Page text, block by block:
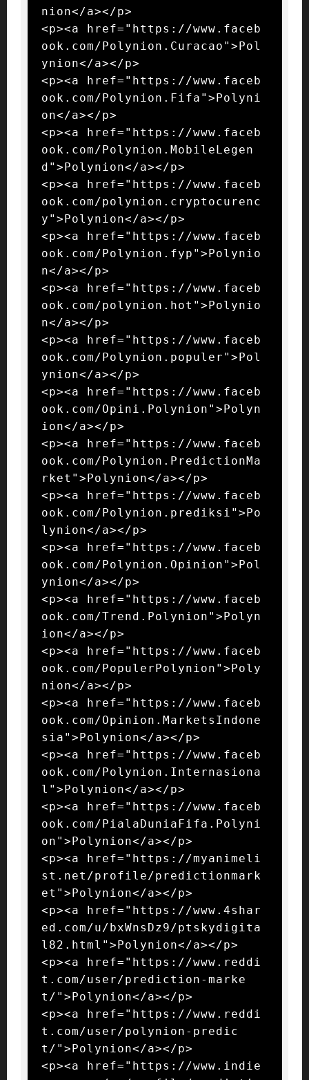
nion</a></p>
<p><a href="https://www.faceb
ook.com/Polynion.Curacao">Pol
ynion</a></p>
<p><a href="https://www.faceb
ook.com/Polynion.Fifa">Polyni
on</a></p>
<p><a href="https://www.faceb
ook.com/Polynion.MobileLegen
d">Polynion</a></p>
<p><a href="https://www.faceb
ook.com/polynion.cryptocurenc
y">Polynion</a></p>
<p><a href="https://www.faceb
ook.com/Polynion.fyp">Polynio
n</a></p>
<p><a href="https://www.faceb
ook.com/polynion.hot">Polynio
n</a></p>
<p><a href="https://www.faceb
ook.com/Polynion.populer">Pol
ynion</a></p>
<p><a href="https://www.faceb
ook.com/Opini.Polynion">Polyn
ion</a></p>
<p><a href="https://www.faceb
ook.com/Polynion.PredictionMa
rket">Polynion</a></p>
<p><a href="https://www.faceb
ook.com/Polynion.prediksi">Po
lynion</a></p>
<p><a href="https://www.faceb
ook.com/Polynion.Opinion">Pol
ynion</a></p>
<p><a href="https://www.faceb
ook.com/Trend.Polynion">Polyn
ion</a></p>
<p><a href="https://www.faceb
ook.com/PopulerPolynion">Poly
nion</a></p>
<p><a href="https://www.faceb
ook.com/Opinion.MarketsIndone
sia">Polynion</a></p>
<p><a href="https://www.faceb
ook.com/Polynion.Internasiona
l">Polynion</a></p>
<p><a href="https://www.faceb
ook.com/PialaDuniaFifa.Polyni
on">Polynion</a></p>
<p><a href="https://myanimeli
st.net/profile/predictionmark
et">Polynion</a></p>
<p><a href="https://www.4shar
ed.com/u/bxWnsDz9/ptskydigita
l82.html">Polynion</a></p>
<p><a href="https://www.reddi
t.com/user/prediction-marke
t/">Polynion</a></p>
<p><a href="https://www.reddi
t.com/user/polynion-predic
t/">Polynion</a></p>
<p><a href="https://www.indie